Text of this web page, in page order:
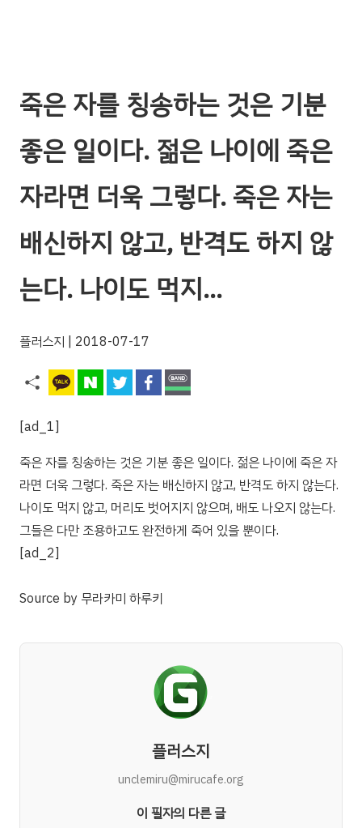
죽은 자를 칭송하는 것은 기분
좋은 일이다. 젊은 나이에 죽은
자라면 더욱 그렇다. 죽은 자는
배신하지 않고, 반격도 하지 않
는다. 나이도 먹지…
플러스지 | 2018-07-17
[ad_1]
죽은 자를 칭송하는 것은 기분 좋은 일이다. 젊은 나이에 죽은 자
라면 더욱 그렇다. 죽은 자는 배신하지 않고, 반격도 하지 않는다.
나이도 먹지 않고, 머리도 벗어지지 않으며, 배도 나오지 않는다.
그들은 다만 조용하고도 완전하게 죽어 있을 뿐이다.
[ad_2]
Source by 무라카미 하루키
플러스지
unclemiru@mirucafe.org
이 필자의 다른 글